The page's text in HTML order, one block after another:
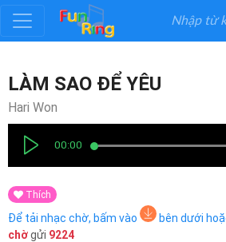
Đăng
ký
nhập
Thể
Loại
LÀM SAO ĐỂ YÊU
Hari Won
00:00
Thích
Để tải nhạc chờ, bấm vào bên dưới
chờgửi 9224